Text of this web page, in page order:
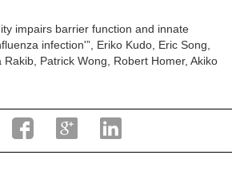
impairs barrier function and innate
infection'”, Eriko Kudo, Eric Song,
Rakib, Patrick Wong, Robert Homer, Akiko